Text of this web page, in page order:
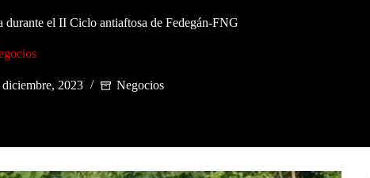
el II Ciclo antiaftosa de Fedegán-FNG
diciembre, 2023 Negocios